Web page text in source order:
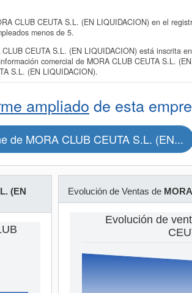
CLUB CEUTA S.L. (EN LIQUIDACION) en el
menos de 5.
CEUTA S.L. (EN LIQUIDACION) está inscrita
comercial de MORA CLUB CEUTA S.L.
S.L. (EN LIQUIDACION).
ampliado de esta
de MORA CLUB CEUTA S.L. (EN...
(EN
Evolución de Ventas de
Evolución de